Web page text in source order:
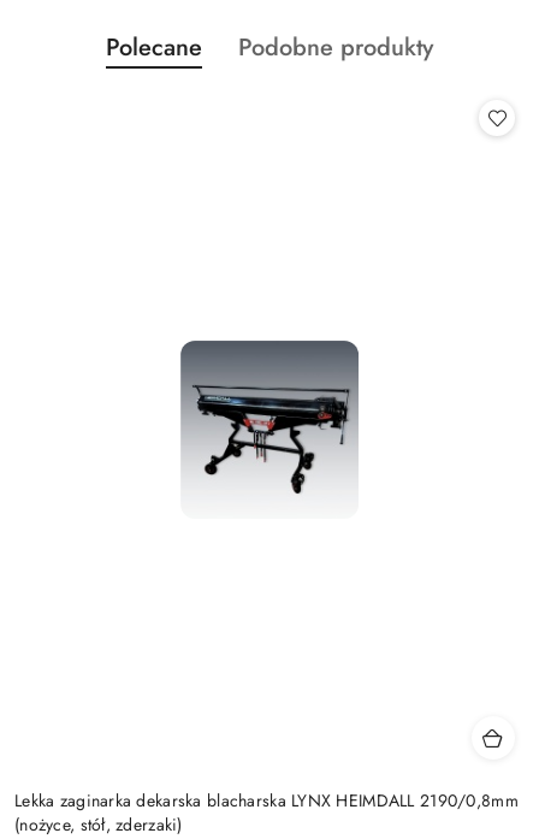
Pomiń karuzelę produktów
Produkty
o
Polecane
Produkty
Podobne produkty
Lekka zaginarka dekarska blacharska LYNX HEIMDALL 2190/0,8mm
(nożyce, stół, zderzaki)